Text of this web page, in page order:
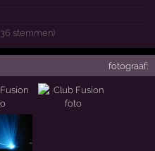
stemmen)
fotograaf: